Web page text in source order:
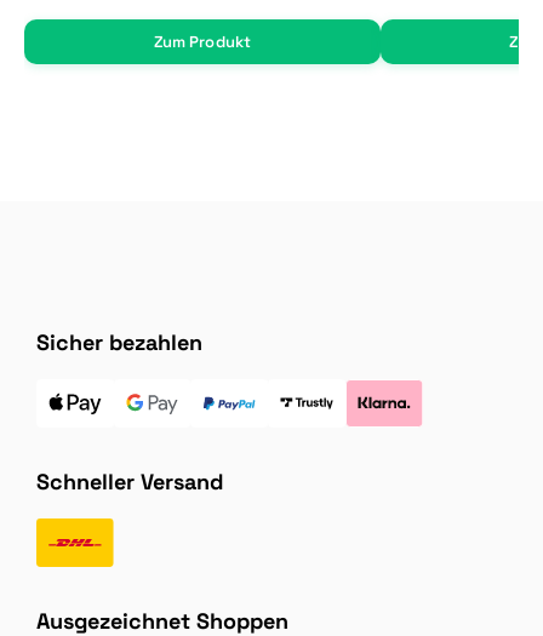
Zum Produkt
Sicher bezahlen
Schneller Versand
Ausgezeichnet Shoppen